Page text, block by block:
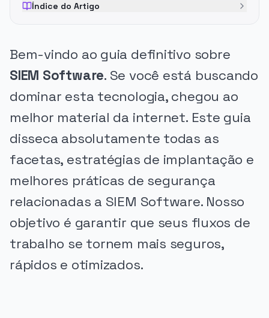
Índice do Artigo
Bem-vindo ao guia definitivo sobre
SIEM Software. Se você está buscando
dominar esta tecnologia, chegou ao
melhor material da internet. Este guia
disseca absolutamente todas as
facetas, estratégias de implantação e
melhores práticas de segurança
relacionadas a SIEM Software. Nosso
objetivo é garantir que seus fluxos de
trabalho se tornem mais seguros,
rápidos e otimizados.